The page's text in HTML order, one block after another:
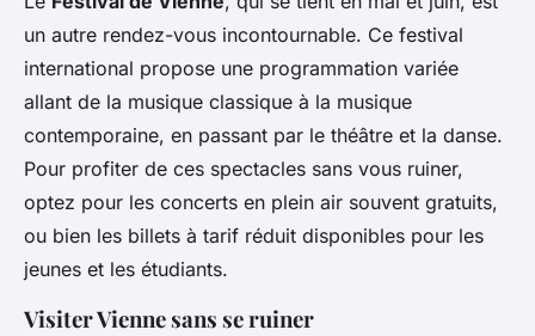
un autre rendez-vous incontournable. Ce festival
international propose une programmation variée
allant de la musique classique à la musique
contemporaine, en passant par le théâtre et la danse.
Pour profiter de ces spectacles sans vous ruiner,
optez pour les concerts en plein air souvent gratuits,
ou bien les billets à tarif réduit disponibles pour les
jeunes et les étudiants.
Visiter Vienne sans se ruiner